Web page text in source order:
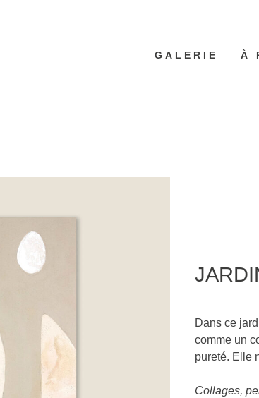
GALERIE À
Dans ce
comme un
pureté. Elle
Collages,